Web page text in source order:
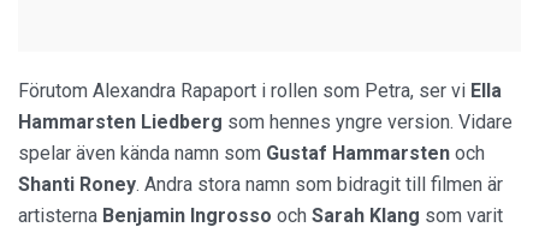
Förutom Alexandra Rapaport i rollen som Petra, ser vi Ella
Hammarsten Liedberg som hennes yngre version. Vidare
spelar även kända namn som Gustaf Hammarsten och
Shanti Roney. Andra stora namn som bidragit till filmen är
artisterna Benjamin Ingrosso och Sarah Klang som varit